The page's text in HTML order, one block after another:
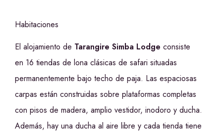
Habitaciones
El alojamiento de Tarangire Simba Lodge consiste
en 16 tiendas de lona clásicas de safari situadas
permanentemente bajo techo de paja. Las espaciosas
carpas están construidas sobre plataformas completas
con pisos de madera, amplio vestidor, inodoro y ducha.
Además, hay una ducha al aire libre y cada tienda tiene